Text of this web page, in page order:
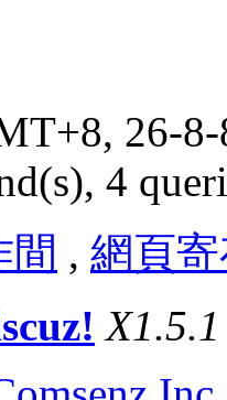
26-
4
間 , 網頁
X1.5.1